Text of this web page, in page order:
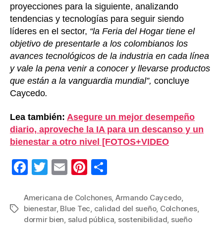
proyecciones para la siguiente, analizando
tendencias y tecnologías para seguir siendo
líderes en el sector, “la Feria del Hogar tiene el
objetivo de presentarle a los colombianos los
avances tecnológicos de la industria en cada línea
y vale la pena venir a conocer y llevarse productos
que están a la vanguardia mundial”, concluye
Caycedo.
Lea también: Asegure un mejor desempeño
diario, aproveche la IA para un descanso y un
bienestar a otro nivel [FOTOS+VIDEO
F
c
e
T
tt
er
E
ail
Pi
er
e
m
p
Etiquetas
Americana de Colchones, Armando Caycedo,
bienestar, Blue Tec, calidad del sueño, Colchones,
dormir bien, salud pública, sostenibilidad, sueño